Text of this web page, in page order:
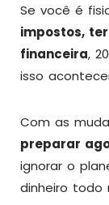
Se você é
impostos,
financeira,
isso
Com as
preparar
ignorar o
dinheiro todo